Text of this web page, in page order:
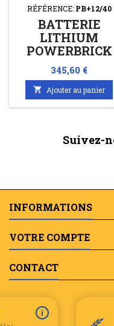
RÉFÉRENCE: PB+12/40
BATTERIE
LITHIUM
POWERBRICK
12V 40AH
Prix
345,60 €
 Ajouter au panier
Suivez-
INFORMATIONS
VOTRE COMPTE
CONTACT